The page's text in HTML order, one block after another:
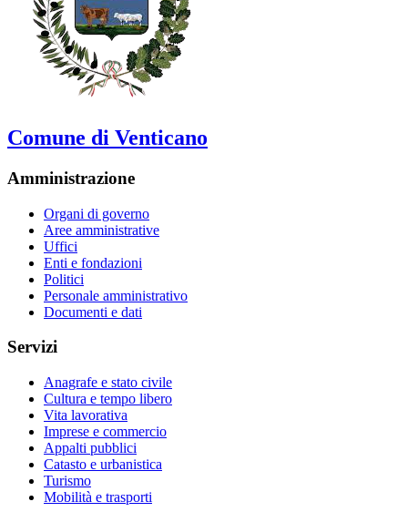
Comune di Venticano
Amministrazione
Organi di governo
Aree amministrative
Uffici
Enti e fondazioni
Politici
Personale amministrativo
Documenti e dati
Servizi
Anagrafe e stato civile
Cultura e tempo libero
Vita lavorativa
Imprese e commercio
Appalti pubblici
Catasto e urbanistica
Turismo
Mobilità e trasporti